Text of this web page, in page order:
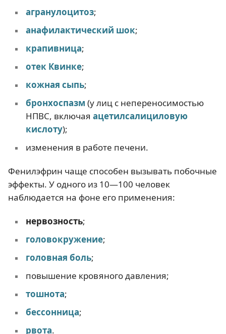
агранулоцитоз;
анафилактический шок;
крапивница;
отек Квинке;
кожная сыпь;
бронхоспазм (у лиц с непереносимостью
НПВС, включая ацетилсалициловую
кислоту);
изменения в работе печени.
Фенилэфрин чаще способен вызывать побочные
эффекты. У одного из 10—100 человек
наблюдается на фоне его применения:
нервозность;
головокружение;
головная боль;
повышение кровяного давления;
тошнота;
бессонница;
рвота.